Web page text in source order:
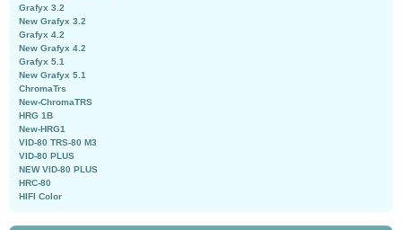
Grafyx 3.2
New Grafyx 3.2
Grafyx 4.2
New Grafyx 4.2
Grafyx 5.1
New Grafyx 5.1
ChromaTrs
New-ChromaTRS
HRG 1B
New-HRG1
VID-80 TRS-80 M3
VID-80 PLUS
NEW VID-80 PLUS
HRC-80
HIFI Color